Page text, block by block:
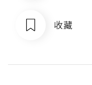
收藏